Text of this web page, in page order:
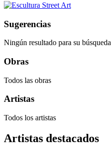
Sugerencias
Ningún resultado para su búsqueda
Obras
Todos las obras
Artistas
Todos los artistas
Artistas destacados